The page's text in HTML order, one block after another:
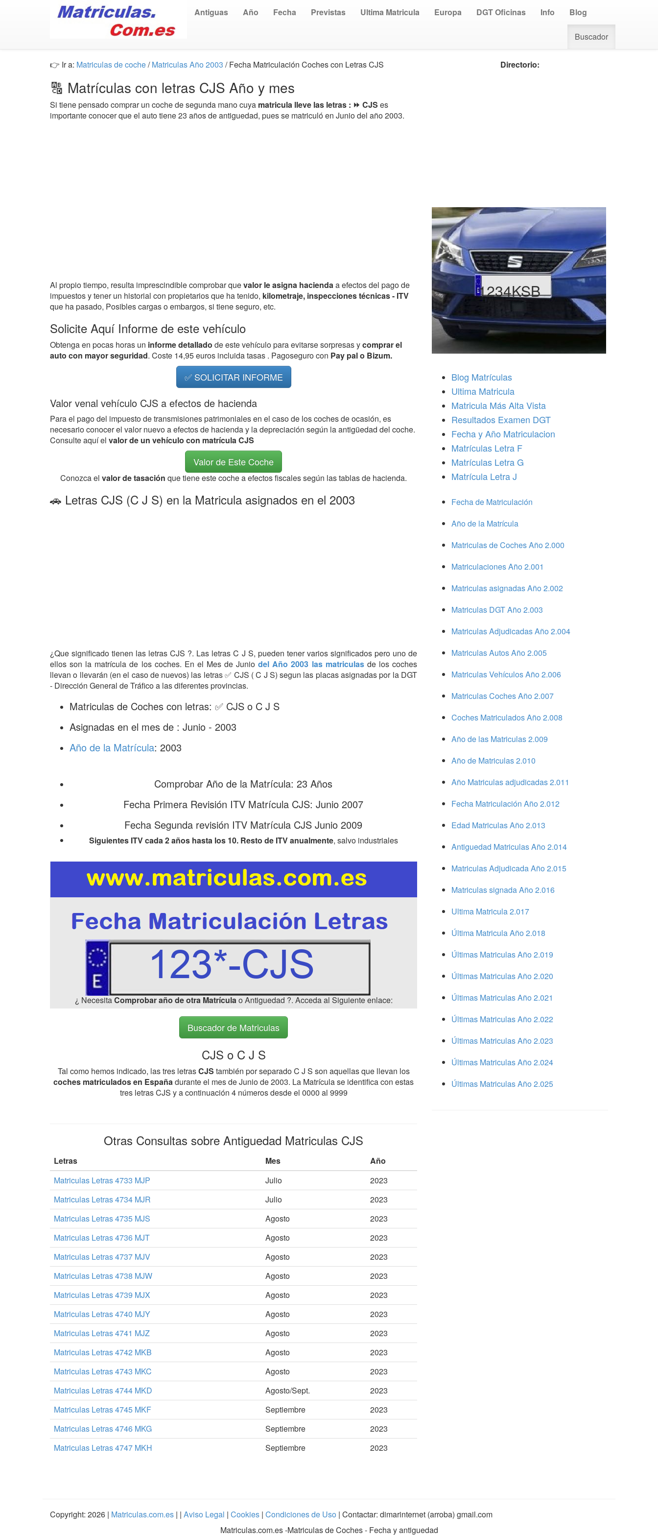
Antiguas Año Fecha Previstas Ultima Matricula Europa DGT Oficinas Info Blog
Buscador
👉 Ir a: Matriculas de coche/Matriculas Año 2003 / Fecha Matriculación Coches con Letras CJS
🔠 Matrículas con letras CJS Año y mes
Si tiene pensado comprar un coche de segunda mano cuya matricula lleve las letras : ⏩ CJS es
importante conocer que el auto tiene 23 años de antiguedad, pues se matriculó en Junio del año 2003.
Al propio tiempo, resulta imprescindible comprobar quevalor le asigna haciendaa efectos del pago de
impuestos y tener un historial con propietarios que ha tenido, kilometraje, inspecciones técnicas - ITV
que ha pasado, Posibles cargas o embargos, si tiene seguro, etc.
Solicite Aquí Informe de este vehículo
Obtenga en pocas horas un informe detallado de este vehículo para evitarse sorpresas ycomprar el
auto con mayor seguridad. Coste 14,95 euros incluida tasas . Pagoseguro con Pay pal o Bizum.
✅ SOLICITAR INFORME
Valor venal vehículo CJS a efectos de hacienda
Para el pago del impuesto de transmisiones patrimoniales en el caso de los coches de ocasión, es
necesario conocer el valor nuevo a efectos de hacienda y la depreciación según la antigüedad del coche.
Consulte aquí el valor de un vehículo con matrícula CJS
Valor de Este Coche
Conozca el valor de tasación que tiene este coche a efectos fiscales según las tablas de hacienda.
🚗 Letras CJS (C J S) en la Matricula asignados en el 2003
¿Que significado tienen las letras CJS ?. Las letras C J S, pueden tener varios significados pero uno de
ellos son la matrícula de los coches. En el Mes de Juniodel Año 2003 las matriculas de los coches
llevan o llevarán (en el caso de nuevos) las letras ✅ CJS ( C J S) segun las placas asignadas por la DGT
- Dirección General de Tráfico a las diferentes provincias.
Matriculas de Coches con letras: ✅ CJS o C J S
Asignadas en el mes de : Junio - 2003
Año de la Matrícula: 2003
Comprobar Año de la Matrícula: 23 Años
Fecha Primera Revisión ITV Matrícula CJS: Junio 2007
Fecha Segunda revisión ITV Matrícula CJS Junio 2009
Siguientes ITV cada 2 años hasta los 10. Resto de ITV anualmente, salvo industriales
¿ NecesitaComprobar año de otra Matrículao Antiguedad ?. Acceda al Siguiente enlace:
Buscador de Matriculas
CJS o C J S
Tal como hemos indicado, las tres letrasCJS también por separado C J S son aquellas que llevan los
coches matriculados en Españadurante el mes de Junio de 2003. La Matrícula se identifica con estas
tres letras CJS y a continuación 4 números desde el 0000 al 9999
Otras Consultas sobre Antiguedad Matriculas CJS
Letras Mes
Año
Matriculas Letras 4733 MJP
Julio
2023
Matriculas Letras 4734 MJR
Julio
2023
Matriculas Letras 4735 MJS
Agosto
2023
Matriculas Letras 4736 MJT
Agosto
2023
Matriculas Letras 4737 MJV
Agosto
2023
Matriculas Letras 4738 MJW
Agosto
2023
Matriculas Letras 4739 MJX
Agosto
2023
Matriculas Letras 4740 MJY
Agosto
2023
Matriculas Letras 4741 MJZ
Agosto
2023
Matriculas Letras 4742 MKB
Agosto
2023
Matriculas Letras 4743 MKC
Agosto
2023
Matriculas Letras 4744 MKD
Agosto/Sept.
2023
Matriculas Letras 4745 MKF
Septiembre
2023
Matriculas Letras 4746 MKG
Septiembre
2023
Matriculas Letras 4747 MKH
Septiembre 2023
Directorio:
1234KSB
Blog Matrículas
Ultima Matricula
Matricula Más Alta Vista
Resultados Examen DGT
Fecha y Año Matriculacion
Matrículas Letra F
Matrículas Letra G
Matrícula Letra J
Fecha de Matriculación
Año de la Matrícula
Matriculas de Coches Año 2.000
Matriculaciones Año 2.001
Matriculas asignadas Año 2.002
Matriculas DGT Año 2.003
Matriculas Adjudicadas Año 2.004
Matriculas Autos Año 2.005
Matriculas Vehículos Año 2.006
Matriculas Coches Año 2.007
Coches Matriculados Año 2.008
Año de las Matriculas 2.009
Año de Matriculas 2.010
Año Matriculas adjudicadas 2.011
Fecha Matriculación Año 2.012
Edad Matriculas Año 2.013
Antiguedad Matriculas Año 2.014
Matriculas Adjudicada Año 2.015
Matriculas signada Año 2.016
Ultima Matricula 2.017
Última Matricula Año 2.018
Últimas Matriculas Año 2.019
Últimas Matriculas Año 2.020
Últimas Matriculas Año 2.021
Últimas Matriculas Año 2.022
Últimas Matriculas Año 2.023
Últimas Matriculas Año 2.024
Últimas Matriculas Año 2.025
Copyright: 2026 | Matriculas.com.es | | Aviso Legal | Cookies | Condiciones de Uso | Contactar: dimarinternet (arroba) gmail.com
Matriculas.com.es-Matriculas de Coches - Fecha y antiguedad